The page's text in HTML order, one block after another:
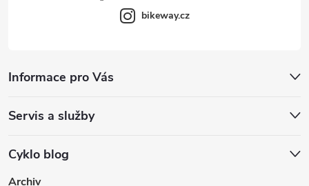
bikeway.cz
Informace pro Vás
Servis a služby
Cyklo blog
Archiv